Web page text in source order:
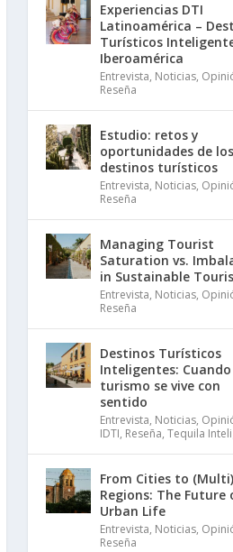
Experiencias DTI
Latinoamérica –
Turísticos
Iberoamérica
Entrevista, Noticias,
Reseña
Estudio: retos y
oportunidades de los
destinos turísticos
Entrevista, Noticias,
Reseña
Managing Tourist
Saturation vs.
in Sustainable
Entrevista, Noticias,
Reseña
Destinos Turísticos
Inteligentes: Cuando
turismo se vive con
sentido
Entrevista, Noticias,
IDTI, Reseña,Tequila
From Cities to
Regions: The Future
Urban Life
Entrevista, Noticias,
Reseña